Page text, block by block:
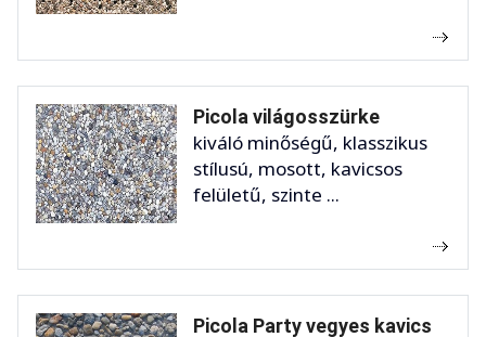
Picola világosszürke
kiváló minőségű, klasszikus
stílusú, mosott, kavicsos
felületű, szinte ...
Picola Party vegyes kavics